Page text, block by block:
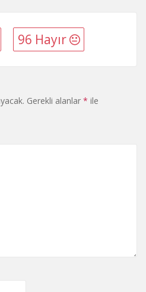
96 Hayır
Gerekli alanlar * ile